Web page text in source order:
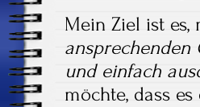
Mein Ziel ist
ansprechenden
und einfach
möchte, dass